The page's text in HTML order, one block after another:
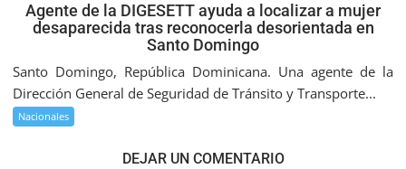
Agente de la DIGESETT ayuda a localizar a mujer
desaparecida tras reconocerla desorientada en
Santo Domingo
Santo Domingo, República Dominicana. Una agente de la
Dirección General de Seguridad de Tránsito y Transporte...
Nacionales
DEJAR UN COMENTARIO